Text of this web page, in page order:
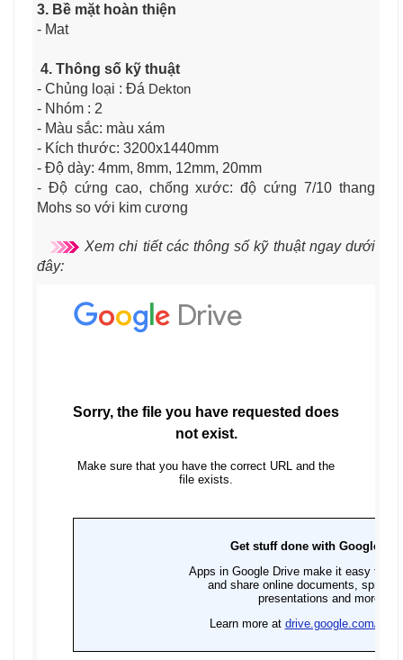
3. Bề mặt hoàn thiện
- Mat
4. Thông số kỹ thuật
- Chủng loại : Đá Dekton
- Nhóm : 2
- Màu sắc: màu xám
- Kích thước: 3200x1440mm
- Độ dày: 4mm, 8mm, 12mm, 20mm
- Độ cứng cao, chống xước: độ cứng 7/10 thang
Mohs so với kim cương
Xem chi tiết các thông số kỹ thuật ngay dưới
đây: